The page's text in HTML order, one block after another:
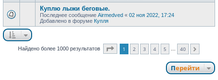
Куплю лыжи беговые.
Последнее сообщение Airmedved « 02 ноя 2022, 17:24
Добавлено в форуме Купля
Найдено более 1000 результатов Страница из
1 2 3 4 5 40
Перейти